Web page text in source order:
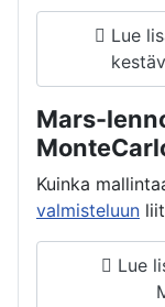
Lue
Mars-
Kuinka
valmisteluun
Lue